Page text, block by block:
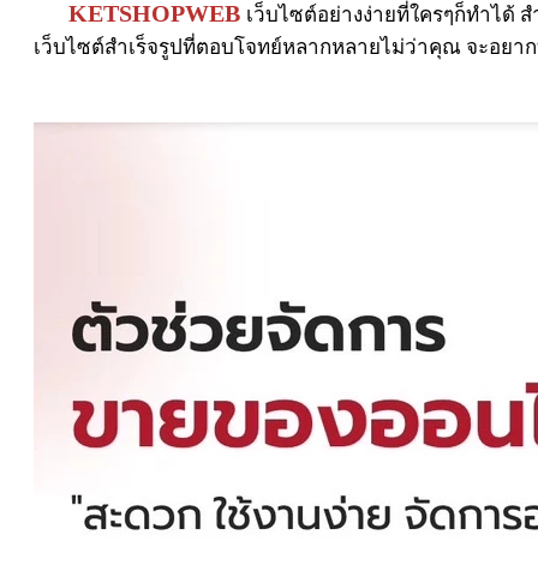
KETSHOPWEB เว็บไซต์อย่างง่ายที่ใครๆก็ทำได้
เว็บไซต์สำเร็จรูปที่ตอบโจทย์หลากหลายไม่ว่าคุณ จะอย